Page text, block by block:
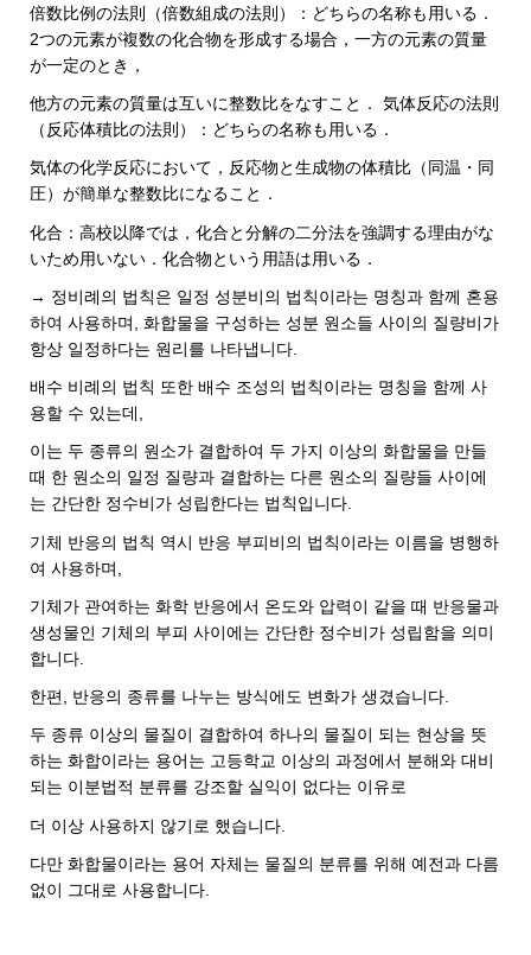
倍数比例の法則（倍数組成の法則）：どちらの名称も用いる．
2つの元素が複数の化合物を形成する場合，一方の元素の質量
が一定のとき，
他方の元素の質量は互いに整数比をなすこと． 気体反応の法則
（反応体積比の法則）：どちらの名称も用いる．
気体の化学反応において，反応物と生成物の体積比（同温・同
圧）が簡単な整数比になること．
化合：高校以降では，化合と分解の二分法を強調する理由がな
いため用いない．化合物という用語は用いる．
→ 정비례의 법칙은 일정 성분비의 법칙이라는 명칭과 함께 혼용
하여 사용하며, 화합물을 구성하는 성분 원소들 사이의 질량비가
항상 일정하다는 원리를 나타냅니다.
배수 비례의 법칙 또한 배수 조성의 법칙이라는 명칭을 함께 사
용할 수 있는데,
이는 두 종류의 원소가 결합하여 두 가지 이상의 화합물을 만들
때 한 원소의 일정 질량과 결합하는 다른 원소의 질량들 사이에
는 간단한 정수비가 성립한다는 법칙입니다.
기체 반응의 법칙 역시 반응 부피비의 법칙이라는 이름을 병행하
여 사용하며,
기체가 관여하는 화학 반응에서 온도와 압력이 같을 때 반응물과
생성물인 기체의 부피 사이에는 간단한 정수비가 성립함을 의미
합니다.
한편, 반응의 종류를 나누는 방식에도 변화가 생겼습니다.
두 종류 이상의 물질이 결합하여 하나의 물질이 되는 현상을 뜻
하는 화합이라는 용어는 고등학교 이상의 과정에서 분해와 대비
되는 이분법적 분류를 강조할 실익이 없다는 이유로
더 이상 사용하지 않기로 했습니다.
다만 화합물이라는 용어 자체는 물질의 분류를 위해 예전과 다름
없이 그대로 사용합니다.